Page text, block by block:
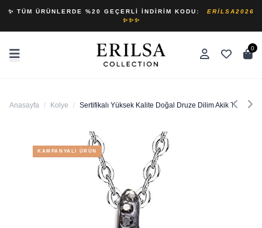
✨ TÜM ÜRÜNLERDE %20 GEÇERLI İNDIRIM KODU:
ERILSA2026
✨✨✨
0
Anasayfa / Kolye / Sertifikalı Yüksek Kalite Doğal Druze Dilim Akik Taşı
KAMPANYALI ÜRÜN